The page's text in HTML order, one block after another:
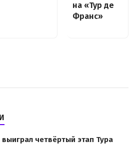
на «Тур де
Франс»
четвёртый этап Тура